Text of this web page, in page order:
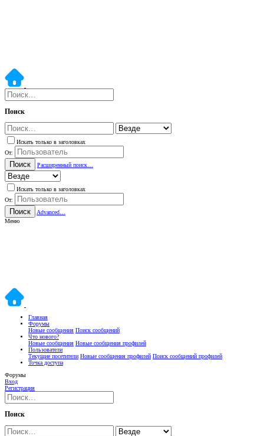
Поиск
Искать только в заголовках
От:
Поиск Расширенный поиск…
Искать только в заголовках
От:
Поиск
Advanced…
Меню
Главная
Форумы
Новые сообщения Поиск сообщений
Что нового?
Новые сообщения Новые сообщения профилей
Пользователи
Текущие посетители Новые сообщения профилей Поиск сообщений профилей
Точка доступа
Форумы
Вход
Регистрация
Поиск